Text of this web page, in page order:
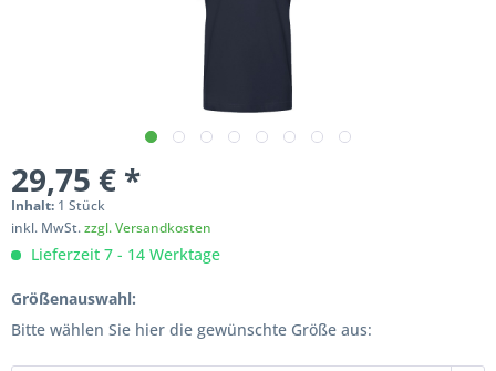
29,75 € *
Inhalt: 1 Stück
inkl. MwSt.zzgl. Versandkosten
Lieferzeit 7 - 14 Werktage
Größenauswahl:
Bitte wählen Sie hier die gewünschte Größe aus: